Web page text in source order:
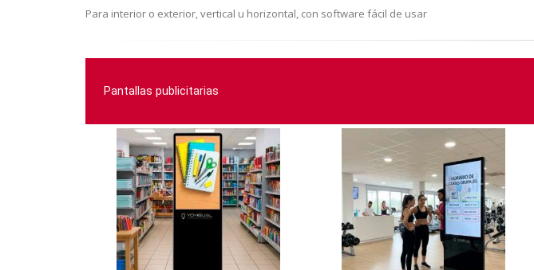
Para interior o exterior, vertical u horizontal, con software fácil de usar
Pantallas publicitarias